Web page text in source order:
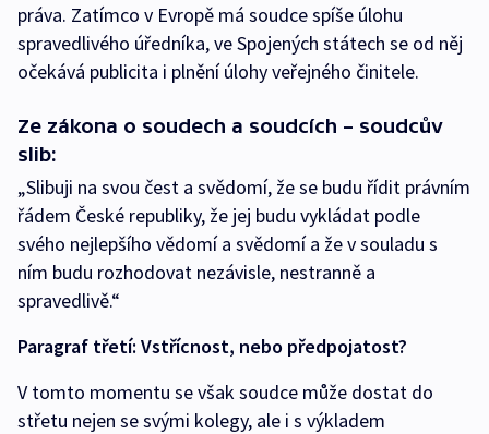
práva. Zatímco v Evropě má soudce spíše úlohu
spravedlivého úředníka, ve Spojených státech se od něj
očekává publicita i plnění úlohy veřejného činitele.
Ze zákona o soudech a soudcích – soudcův
slib:
„Slibuji na svou čest a svědomí, že se budu řídit právním
řádem České republiky, že jej budu vykládat podle
svého nejlepšího vědomí a svědomí a že v souladu s
ním budu rozhodovat nezávisle, nestranně a
spravedlivě.“
Paragraf třetí: Vstřícnost, nebo předpojatost?
V tomto momentu se však soudce může dostat do
střetu nejen se svými kolegy, ale i s výkladem